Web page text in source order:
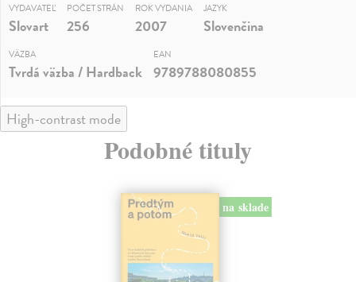
VYDAVATEĽ
Slovart
POČET STRÁN
256
ROK VYDANIA
2007
JAZYK
Slovenčina
VÄZBA
Tvrdá väzba / Hardback
EAN
9789788080855
High-contrast mode
Podobné tituly
novinka